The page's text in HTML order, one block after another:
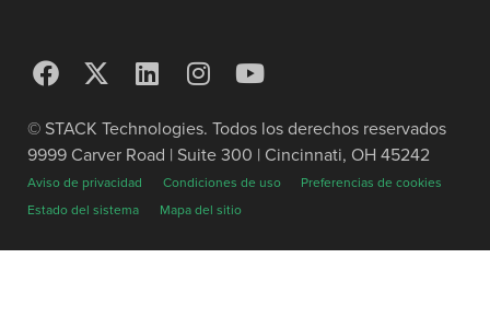
© STACK Technologies. Todos los derechos reservados
9999 Carver Road | Suite 300 | Cincinnati, OH 45242
Aviso de privacidad Condiciones de uso
Preferencias de cookies
Estado del sistema
Mapa del sitio